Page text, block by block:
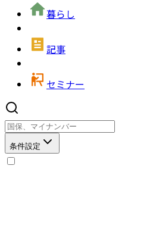
暮らし
記事
セミナー
条件設定